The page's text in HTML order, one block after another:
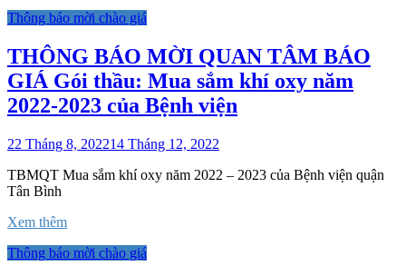
Thông báo mời chào giá
THÔNG BÁO MỜI QUAN TÂM BÁO
GIÁ Gói thầu: Mua sắm khí oxy năm
2022-2023 của Bệnh viện
22 Tháng 8, 202214 Tháng 12, 2022
TBMQT Mua sắm khí oxy năm 2022 – 2023 của Bệnh viện quận
Tân Bình
Xem thêm
Thông báo mời chào giá